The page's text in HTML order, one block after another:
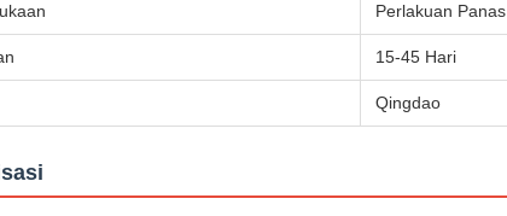
Perlakuan Panas
15-45 Hari
Qingdao